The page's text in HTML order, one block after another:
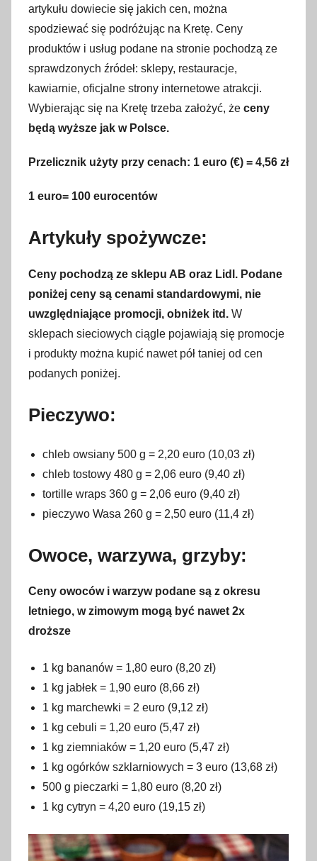
artykułu dowiecie się jakich cen, można
spodziewać się podróżując na Kretę. Ceny
produktów i usług podane na stronie pochodzą ze
sprawdzonych źródeł: sklepy, restauracje,
kawiarnie, oficjalne strony internetowe atrakcji.
Wybierając się na Kretę trzeba założyć, że ceny
będą wyższe jak w Polsce.
Przelicznik użyty przy cenach: 1 euro (€) = 4,56 zł
1 euro= 100 eurocentów
Artykuły spożywcze:
Ceny pochodzą ze sklepu AB oraz Lidl . Podane
poniżej ceny są cenami standardowymi, nie
uwzględniające promocji, obniżek itd. W
sklepach sieciowych ciągle pojawiają się promocje
i produkty można kupić nawet pół taniej od cen
podanych poniżej.
Pieczywo:
chleb owsiany 500 g = 2,20 euro (10,03 zł)
chleb tostowy 480 g = 2,06 euro (9,40 zł)
tortille wraps 360 g = 2,06 euro (9,40 zł)
pieczywo Wasa 260 g = 2,50 euro (11,4 zł)
Owoce, warzywa, grzyby:
Ceny owoców i warzyw podane są z okresu
letniego, w zimowym mogą być nawet 2x
droższe
1 kg bananów = 1,80 euro (8,20 zł)
1 kg jabłek = 1,90 euro (8,66 zł)
1 kg marchewki = 2 euro (9,12 zł)
1 kg cebuli = 1,20 euro (5,47 zł)
1 kg ziemniaków = 1,20 euro (5,47 zł)
1 kg ogórków szklarniowych = 3 euro (13,68 zł)
500 g pieczarki = 1,80 euro (8,20 zł)
1 kg cytryn = 4,20 euro (19,15 zł)